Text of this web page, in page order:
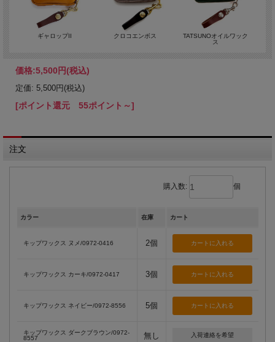
ギャロップII クロコエンボス
TATSUNOオイルワック
ス
価格:5,500円(税込)
定価: 5,500円(税込)
[ポイント還元 55ポイント～]
注文
購入数: 個
カラー 在庫 カート
キップワックス ヌメ/0972-0416 2個
キップワックス カーキ/0972-0417 3個
キップワックス ネイビー/0972-8556 5個
キップワックス ダークブラウン/0972-
8557
無し 入荷連絡を希望